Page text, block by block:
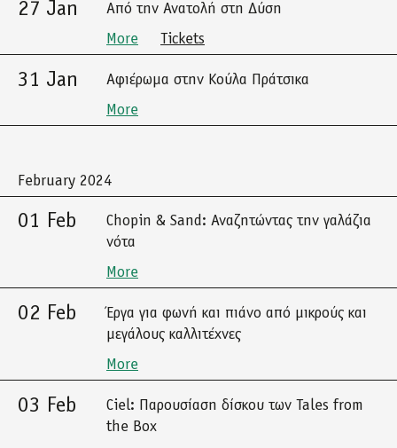
27 Jan
Από την Ανατολή στη Δύση
More
Tickets
31 Jan
Αφιέρωμα στην Κούλα Πράτσικα
More
February 2024
01 Feb
Chopin & Sand: Αναζητώντας την γαλάζια
νότα
More
02 Feb
Έργα για φωνή και πιάνο από μικρούς και
μεγάλους καλλιτέχνες
More
03 Feb
Ciel: Παρουσίαση δίσκου των Tales from
the Box